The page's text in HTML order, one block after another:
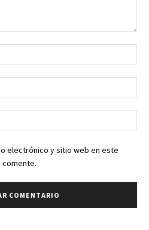
electrónico y sitio web en este
comente.